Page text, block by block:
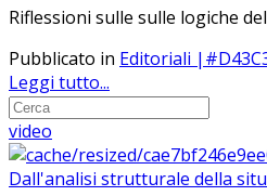
Riflessioni sulle sulle logiche
Pubblicato in Editoriali
Leggi tutto...
video
Dall'analisi strutturale della